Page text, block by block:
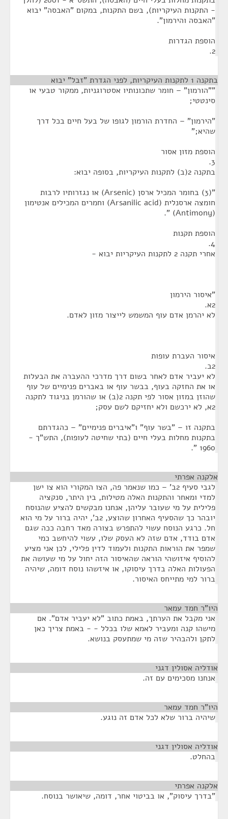
- התקנות העיקריות), בשם התקנות, במקום "האבסה" יבוא
"האבסה והירמון".
הוספת הגדרות
2.
בתקנה 1 לתקנות העיקריות, לפני הגדרת "זבל" יבוא
""הורמון" – חומר שתכונותיו אסטרוגניות, ממקור טבעי או
סינטטי;
"הירמון" – החדרת הורמון לגופו של בעל חיים בכל דרך
שהיא;"
הוספת מזון אסור
3.
בתקנה 2(ב) לתקנות העיקריות, בסופה יבוא:
"(3) בחומר המכיל ארסן (Arsenic) או נגזרותיו לרבות
חומצה ארסנלית (Arsanilic acid) וחמרים המכילים אנטימון
(Antimony) ".
הוספת תקנות
4.
אחרי תקנה 2 לתקנות העיקריות יבוא -
"איסור הירמון
2א.
לא יהרמן אדם עוף המשמש לייצור מזון לאדם.
איסור העברת עופות
2ב.
לא יעביר אדם לאחר בשום דרך מדרכי ההעברה את הבעלות
או את החזקה בעוף, בבשר עוף או באברים פנימיים של עוף
שהוזן במזון אסור לפי תקנה 2(ב) או שהורמן בניגוד לתקנה
2א, לא ירכשם ולא יחזיקם לשם עסק;
בתקנה זו – "בשר עוף" ו"איברים פנימיים" – כהגדרתם
בתקנות מחלות בעלי חיים (בתי שחיטה לעופות), התש"ך -
1960 ".
אלקנה אפרתי
לגבי סעיף 2ב' – כמו שנאמר פה, הצו המקורי הוא צו ישן
למדי ומאחר והתקנות האלה מטילות, בין היתר, סנקציה
פלילית על מי שעובר עליהן, אנחנו מבקשים להציע שהנוסח
יובהר כך שהסעיף האחרון שהוצע, 2ב', יהיה ברור על מי הוא
חל. כרגע הנוסח עשוי להתפרש בצורה מאד רחבה ככה שגם
אדם בודד, אדם שזה לא העסק שלו, עשוי להיחשב כמי
שמפר את הוראות התקנות ולעמוד לדין פלילי, לכן אני מציע
להוסיף איזושהי הוראה שהאיסור הזה יחול על מי שעושה את
הפעולות האלה בדרך עיסוקו, או איזשהו נוסח דומה, שיהיה
ברור למי מתייחס האיסור.
היו"ר חמד עמאר
אני מקבל את הערתך, באמת כתוב "לא יעביר אדם". אם
מישהו קנה ומעביר לאמא שלו בכלל - - באמת צריך כאן
לתקן ולהבהיר שזה מי שמתעסק בנושא.
אודליה אסולין דגני
אנחנו מסכימים עם זה.
היו"ר חמד עמאר
שיהיה ברור שלא לכל אדם זה נוגע.
אודליה אסולין דגני
בהחלט.
אלקנה אפרתי
"בדרך עיסוק", או בביטוי אחר, דומה, שיאושר בנוסח.